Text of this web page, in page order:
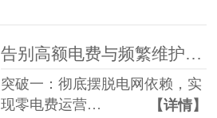
告别高额电费与频繁维护，太阳能路灯做到了
突破一：彻底摆脱电网依赖，实
现零电费运营…
【详情】